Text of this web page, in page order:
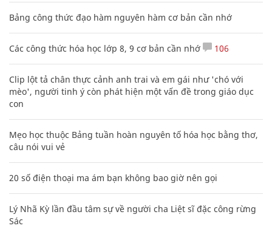
Bảng công thức đạo hàm nguyên hàm cơ bản cần nhớ
Các công thức hóa học lớp 8, 9 cơ bản cần nhớ 106
Clip lột tả chân thực cảnh anh trai và em gái như 'chó với
mèo', người tinh ý còn phát hiện một vấn đề trong giáo dục
con
Mẹo học thuộc Bảng tuần hoàn nguyên tố hóa học bằng thơ,
câu nói vui vẻ
20 số điện thoại ma ám bạn không bao giờ nên gọi
Lý Nhã Kỳ lần đầu tâm sự về người cha Liệt sĩ đặc công rừng
Sác